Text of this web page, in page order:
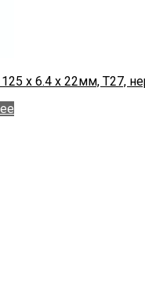
125 x 6.4 x 22мм, Т27,